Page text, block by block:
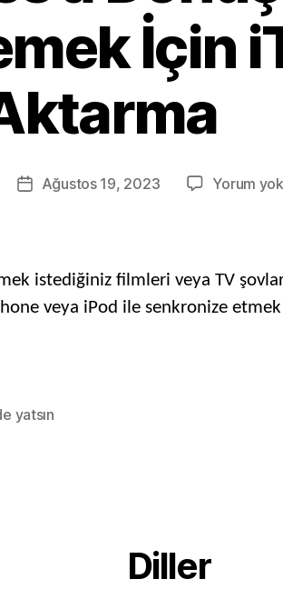
İçin
PostaAğustos 19, 2023 Yorum yok
istediğiniz filmleri veya TV
veya iPod ile senkronize
yatsın
Diller